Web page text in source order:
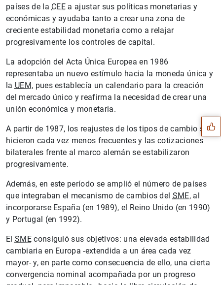
países de la CEE a ajustar sus políticas monetarias y
económicas y ayudaba tanto a crear una zona de
creciente estabilidad monetaria como a relajar
progresivamente los controles de capital.
La adopción del Acta Única Europea en 1986
representaba un nuevo estímulo hacia la moneda única y
la UEM, pues establecía un calendario para la creación
del mercado único y reafirma la necesidad de crear una
unión económica y monetaria.
A partir de 1987, los reajustes de los tipos de cambio se
hicieron cada vez menos frecuentes y las cotizaciones
bilaterales frente al marco alemán se estabilizaron
progresivamente.
Además, en este período se amplió el número de países
que integraban el mecanismo de cambios del SME, al
incorporarse España (en 1989), el Reino Unido (en 1990)
y Portugal (en 1992).
El SMEconsiguió sus objetivos: una elevada estabilidad
cambiaria en Europa -extendida a un área cada vez
mayor- y, en parte como consecuencia de ello, una cierta
convergencia nominal acompañada por un progreso
Sugerencias
1 2